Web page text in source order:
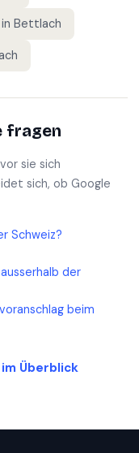
in Bettlach
fragen
sie sich
sich, ob Google
Schweiz?
der
beim
im Überblick